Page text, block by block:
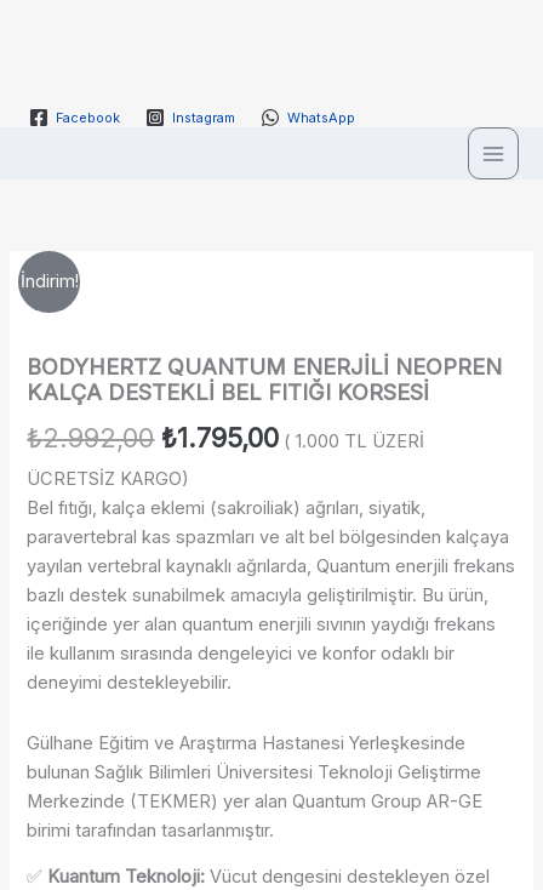
Facebook Instagram WhatsApp
İndirim!
BODYHERTZ QUANTUM ENERJİLİ NEOPREN
KALÇA DESTEKLİ BEL FITIĞI KORSESİ
₺2.992,00
₺2.992,00.
₺1.795,00
fiyat:
( 1.000 TL ÜZERİ
ÜCRETSİZ KARGO)
Bel fıtığı, kalça eklemi (sakroiliak) ağrıları, siyatik,
paravertebral kas spazmları ve alt bel bölgesinden kalçaya
yayılan vertebral kaynaklı ağrılarda, Quantum enerjili frekans
bazlı destek sunabilmek amacıyla geliştirilmiştir. Bu ürün,
içeriğinde yer alan quantum enerjili sıvının yaydığı frekans
ile kullanım sırasında dengeleyici ve konfor odaklı bir
deneyimi destekleyebilir.
Gülhane Eğitim ve Araştırma Hastanesi Yerleşkesinde
bulunan Sağlık Bilimleri Üniversitesi Teknoloji Geliştirme
Merkezinde (TEKMER) yer alan Quantum Group AR-GE
birimi tarafından tasarlanmıştır.
✅ Kuantum Teknoloji: Vücut dengesini destekleyen özel
BODYHERTZ
QUANTUM
ENERJİLİ
KALÇA
DESTEKLİ
FITIĞI
KORSESİ
adet